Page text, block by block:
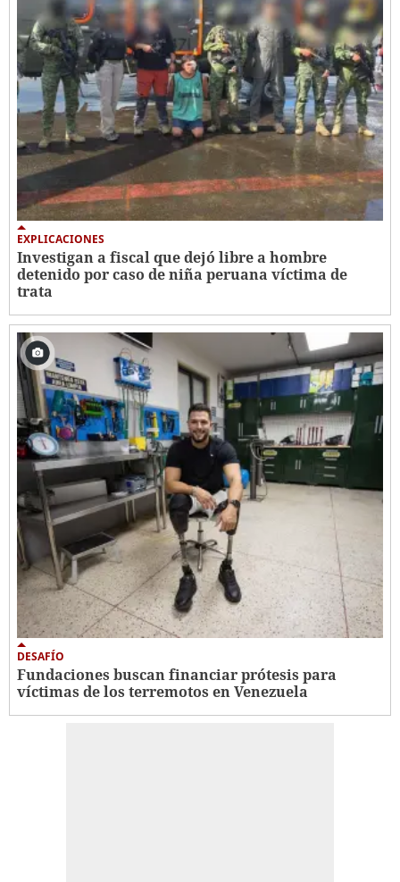
EXPLICACIONES
Investigan a fiscal que dejó libre a hombre
detenido por caso de niña peruana víctima de
trata
DESAFÍO
Fundaciones buscan financiar prótesis para
víctimas de los terremotos en Venezuela